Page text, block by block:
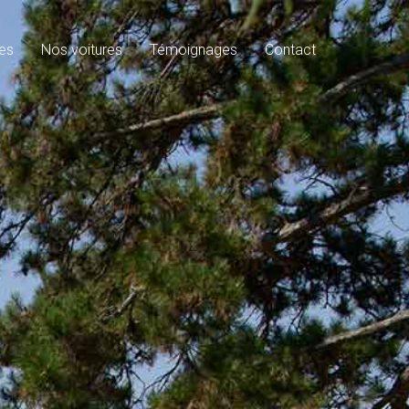
Nos voitures Témoignages Contact